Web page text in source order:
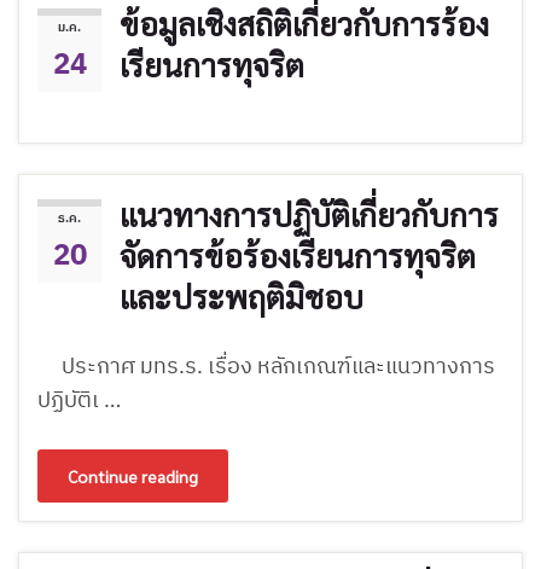
ม.ค.
24
ข้อมูลเชิงสถิติเกี่ยวกับการร้อง
เรียนการทุจริต
ธ.ค.
20
แนวทางการปฏิบัติเกี่ยวกับการ
จัดการข้อร้องเรียนการทุจริต
และประพฤติมิชอบ
ประกาศ มทร.ร. เรื่อง หลักเกณฑ์และแนวทางการ
ปฏิบัติเ …
Continue reading